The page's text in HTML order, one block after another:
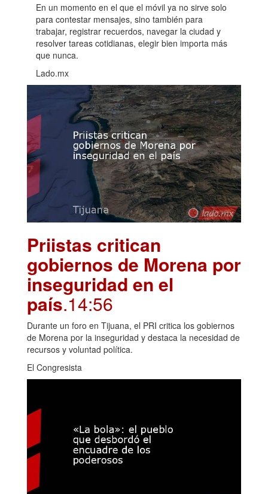
En un momento en el que el móvil ya no sirve solo
para contestar mensajes, sino también para
trabajar, registrar recuerdos, navegar la ciudad y
resolver tareas cotidianas, elegir bien importa más
que nunca.
Lado.mx
Priistas critican
gobiernos de Morena por
inseguridad en el
país.14:56
Durante un foro en Tijuana, el PRI critica los gobiernos
de Morena por la inseguridad y destaca la necesidad de
recursos y voluntad política.
El Congresista